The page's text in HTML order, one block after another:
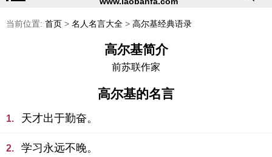
当前位置: 首页 > 名人名言大全 > 高尔基经典语录
高尔基简介
前苏联作家
高尔基的名言
1. 天才出于勤奋。
2. 学习永远不晚。